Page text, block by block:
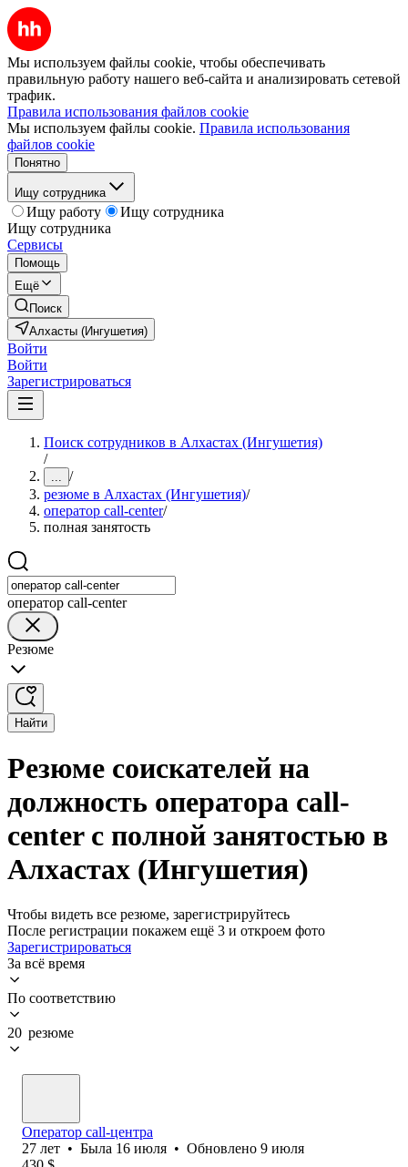
Мы используем файлы cookie, чтобы обеспечивать
правильную работу нашего веб-сайта и анализировать сетевой
трафик.
Правила использования файлов cookie
Мы используем файлы cookie. Правила использования
файлов cookie
Понятно
Ищу сотрудника
Ищу работу
Ищу сотрудника
Ищу сотрудника
Сервисы
Помощь
Ещё
Поиск
Алхасты (Ингушетия)
Войти
Войти
Зарегистрироваться
Поиск сотрудников в Алхастах (Ингушетия)
/
... /
резюме в Алхастах (Ингушетия)/
оператор call-center/
полная занятость
оператор call-center
Резюме
Найти
Резюме соискателей на
должность оператора call-
center с полной занятостью в
Алхастах (Ингушетия)
Чтобы видеть все резюме, зарегистрируйтесь
После регистрации покажем ещё 3 и откроем фото
Зарегистрироваться
За всё время
По соответствию
20 резюме
Оператор call-центра
27 лет • Была 16 июля • Обновлено 9 июля